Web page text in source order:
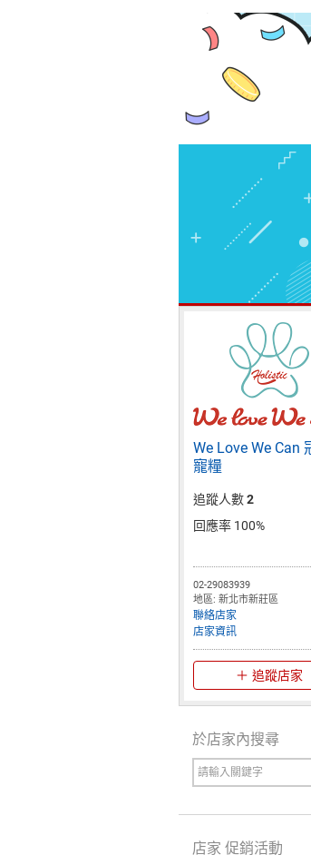
We Love We Can
寵糧
追蹤人數2
回應率 100%
02-29083939
地區: 新北市新莊區
聯絡店家
店家資訊
追蹤店家
於店家內搜尋
店家 促銷活動